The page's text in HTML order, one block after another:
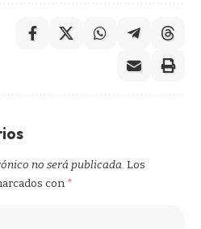
no será publicada. Los
con *